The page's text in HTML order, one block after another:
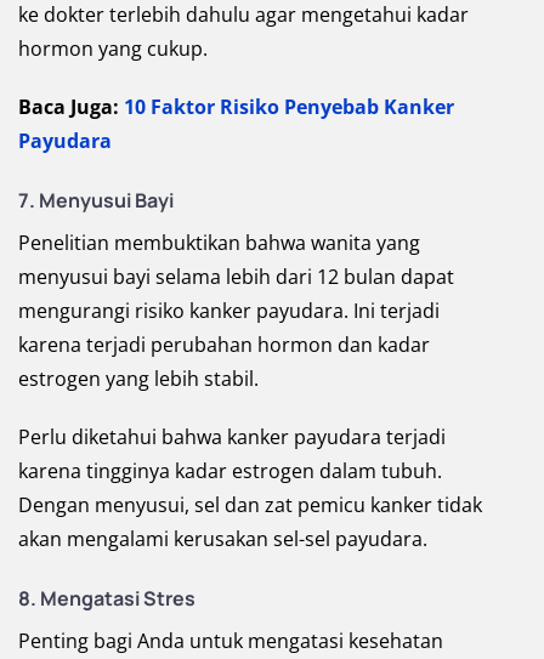
ke dokter terlebih dahulu agar mengetahui kadar
hormon yang cukup.
Baca Juga: 10 Faktor Risiko Penyebab Kanker
Payudara
7. Menyusui Bayi
Penelitian membuktikan bahwa wanita yang
menyusui bayi selama lebih dari 12 bulan dapat
mengurangi risiko kanker payudara. Ini terjadi
karena terjadi perubahan hormon dan kadar
estrogen yang lebih stabil.
Perlu diketahui bahwa kanker payudara terjadi
karena tingginya kadar estrogen dalam tubuh.
Dengan menyusui, sel dan zat pemicu kanker tidak
akan mengalami kerusakan sel-sel payudara.
8. Mengatasi Stres
Penting bagi Anda untuk mengatasi kesehatan